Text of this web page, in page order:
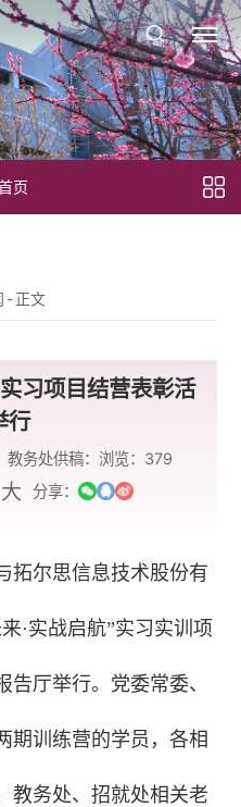
页
-正文
习项目结营表彰活
行
教务处供稿： 浏览： 379
大 分享：
拓尔思信息技术股份有
·实战启航”实习实训项
告厅举行。 党委常委、
期训练营的学员，各相
教务处、招就处相关老